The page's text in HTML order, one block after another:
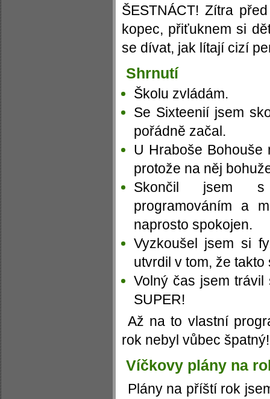
ŠESTNÁCT! Zítra
kopec, přiťuknem si
se dívat, jak lítají cizí
Shrnutí
Školu zvládám.
Se Sixteenií jsem
pořádně začal.
U Hraboše Bohouše
protože na něj
Skončil jsem s
programováním a
naprosto spokojen.
Vyzkoušel jsem si
utvrdil v tom, že
Volný čas jsem
SUPER!
Až na to vlastní
rok nebyl vůbec špatný!
Víčkovy plány na
Plány na příští rok